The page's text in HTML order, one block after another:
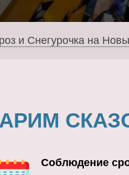
и Снегурочка на
Соблюдение